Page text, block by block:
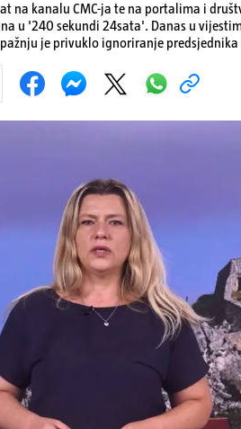
na kanalu CMC-ja te na portalima i
u '240 sekundi 24sata'. Danas u
je privuklo ignoriranje
nove tragedije na električnom romobilu
Pokretanje